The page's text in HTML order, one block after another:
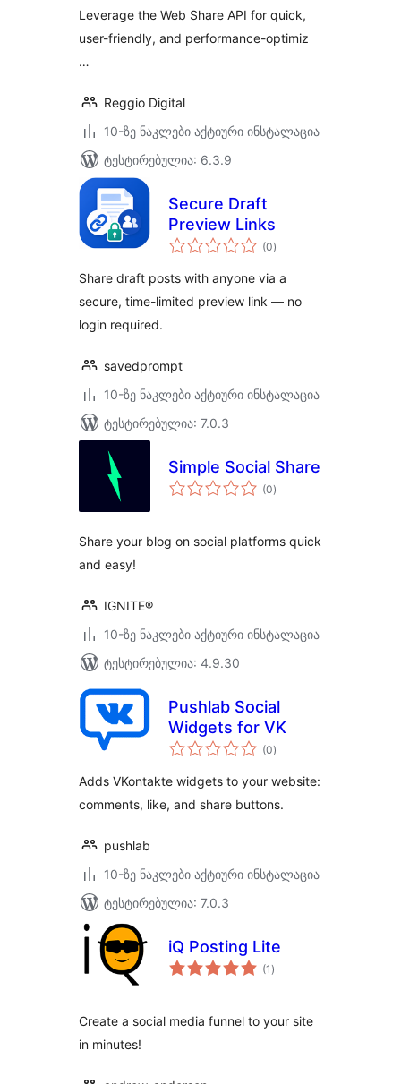
Leverage the Web Share API for quick,
user-friendly, and performance-optimiz
…
Reggio Digital
10-ზე ნაკლები აქტიური ინსტალაცია
ტესტირებულია: 6.3.9
Secure Draft
Preview Links
(0საერთო
რეიტინგი
)
Share draft posts with anyone via a
secure, time-limited preview link — no
login required.
savedprompt
10-ზე ნაკლები აქტიური ინსტალაცია
ტესტირებულია: 7.0.3
Simple Social Share
(0საერთო
რეიტინგი
)
Share your blog on social platforms quick
and easy!
IGNITE®
10-ზე ნაკლები აქტიური ინსტალაცია
ტესტირებულია: 4.9.30
Pushlab Social
Widgets for VK
(0საერთო
რეიტინგი
)
Adds VKontakte widgets to your website:
comments, like, and share buttons.
pushlab
10-ზე ნაკლები აქტიური ინსტალაცია
ტესტირებულია: 7.0.3
iQ Posting Lite
(1 საერთო
რეიტინგი
)
Create a social media funnel to your site
in minutes!